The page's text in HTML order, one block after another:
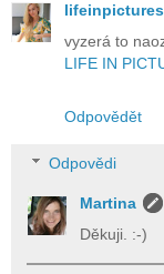
vyzerá to
LIFE IN
Odpovědět
Odpovědi
Martina
Děkuji. :-)